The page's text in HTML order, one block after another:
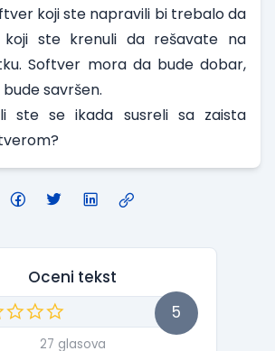
koji ste napravili bi trebalo da
ste krenuli da rešavate na
Softver mora da bude dobar,
savršen.
ste se ikada susreli sa zaista
Oceni tekst
5
27 glasova